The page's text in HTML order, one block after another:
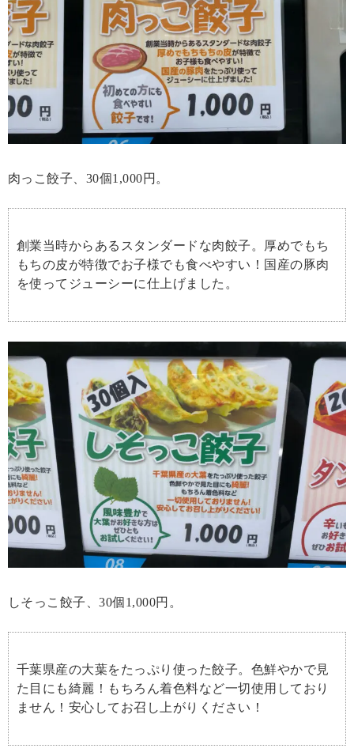
肉っこ餃子、30個1,000円。
創業当時からあるスタンダードな肉餃子。厚めでもち
もちの皮が特徴でお子様でも食べやすい！国産の豚肉
を使ってジューシーに仕上げました。
しそっこ餃子、30個1,000円。
千葉県産の大葉をたっぷり使った餃子。色鮮やかで見
た目にも綺麗！もちろん着色料など一切使用しており
ません！安心してお召し上がりください！